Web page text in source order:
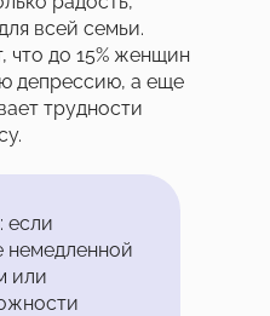
всей семьи.
что до 15% женщин
депрессию, а еще
трудности
если
немедленной
или